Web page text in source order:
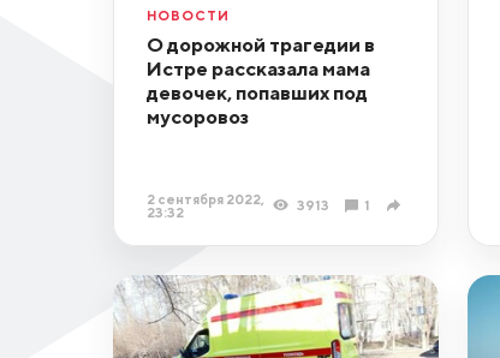
НОВОСТИ
О дорожной трагедии в
Истре рассказала мама
девочек, попавших под
мусоровоз
2 сентября 2022,
23:32
3913 1